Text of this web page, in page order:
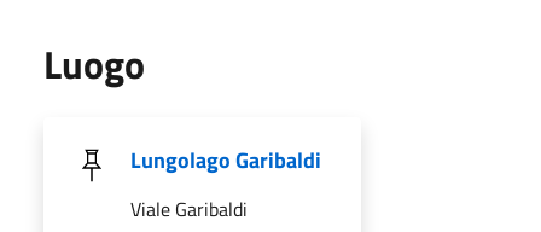
Luogo
Lungolago Garibaldi
Viale Garibaldi